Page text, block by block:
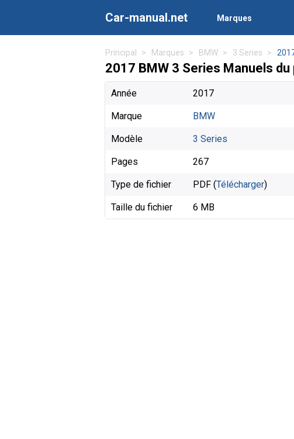
Car-manual.net Marques
Principal Marques BMW 3 Series
2017 BMW 3 Series Manuels
Année 2017
Marque BMW
Modèle 3 Series
Pages 267
Type de fichier PDF (Télécharger)
Taille du fichier 6 MB